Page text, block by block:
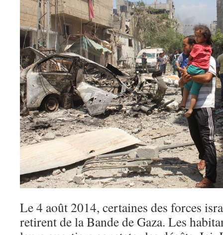
Le 4 août 2014, certaines des forces
retirent de la Bande de Gaza. Les